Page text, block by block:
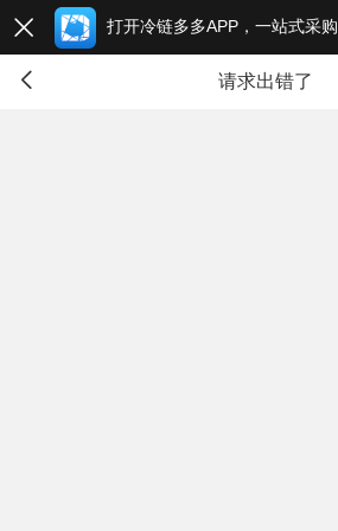
 打开冷链多多APP，一站式采购
 请求出错了